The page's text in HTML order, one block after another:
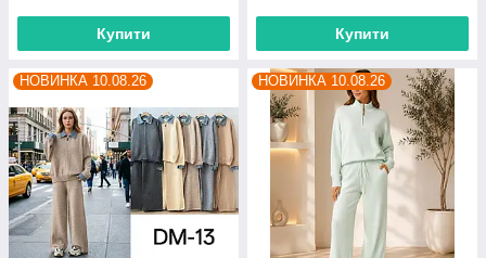
Купити Купити
НОВИНКА 10.08.26 НОВИНКА 10.08.26